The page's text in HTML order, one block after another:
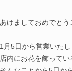
あけましておめでとう
1月5日から営業いたし
店内にお花を飾って